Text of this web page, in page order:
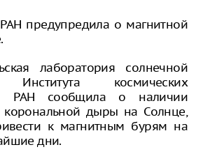
предупредила о магнитной
лаборатория солнечной
Института космических
РАН сообщила о наличии
корональной дыры на Солнце,
к магнитным бурям на
дни.